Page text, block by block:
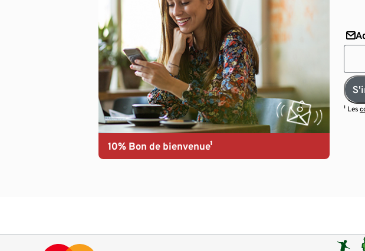
10% Bon de bienvenue¹
¹ Les